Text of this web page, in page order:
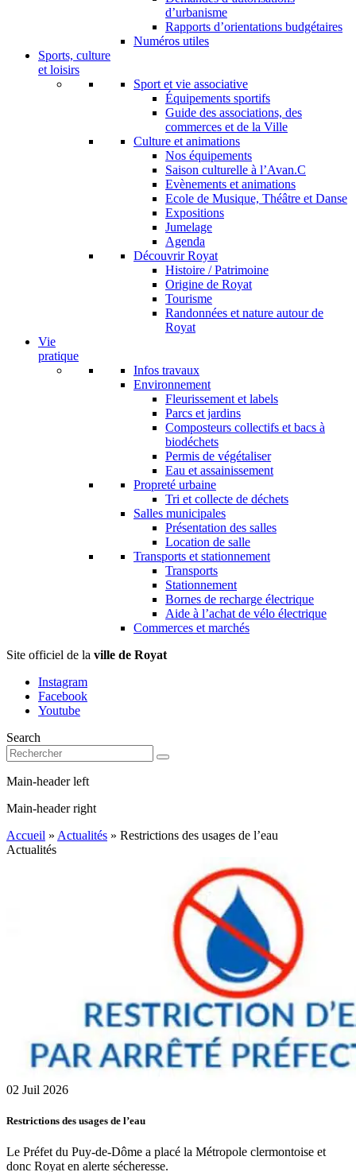
d’urbanisme
Rapports d’orientations budgétaires
Numéros utiles
Sports, culture
et loisirs
Sport et vie associative
Équipements sportifs
Guide des associations, des
commerces et de la Ville
Culture et animations
Nos équipements
Saison culturelle à l’Avan.C
Evènements et animations
Ecole de Musique, Théâtre et Danse
Expositions
Jumelage
Agenda
Découvrir Royat
Histoire / Patrimoine
Origine de Royat
Tourisme
Randonnées et nature autour de
Royat
Vie
pratique
Infos travaux
Environnement
Fleurissement et labels
Parcs et jardins
Composteurs collectifs et bacs à
biodéchets
Permis de végétaliser
Eau et assainissement
Propreté urbaine
Tri et collecte de déchets
Salles municipales
Présentation des salles
Location de salle
Transports et stationnement
Transports
Stationnement
Bornes de recharge électrique
Aide à l’achat de vélo électrique
Commerces et marchés
Site officiel de la ville de Royat
Instagram
Facebook
Youtube
Search
Main-header left
Main-header right
Accueil » Actualités » Restrictions des usages de l’eau
Actualités
02 Juil 2026
Restrictions des usages de l’eau
Le Préfet du Puy-de-Dôme a placé la Métropole clermontoise et
donc Royat en alerte sécheresse.